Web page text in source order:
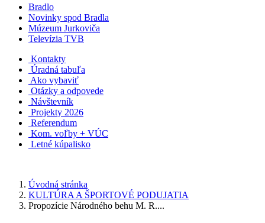
Bradlo
Novinky spod Bradla
Múzeum Jurkoviča
Televízia TVB
Kontakty
Úradná tabuľa
Ako vybaviť
Otázky a odpovede
Návštevník
Projekty 2026
Referendum
Kom. voľby + VÚC
Letné kúpalisko
Úvodná stránka
KULTÚRA A ŠPORTOVÉ PODUJATIA
Propozície Národného behu M. R....